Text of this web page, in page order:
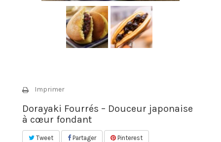
Imprimer
Dorayaki Fourrés – Douceur japonaise
à cœur fondant
Tweet Partager Pinterest